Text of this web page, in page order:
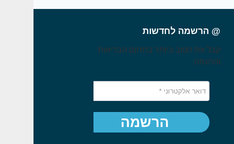
@ הרשמה לחדשות
קבל את הטוב ביותר בתחום הבריאות
והרווחה
הרשמה